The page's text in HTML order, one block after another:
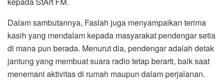
Dalam sambutannya, Faslah juga menyampaikan terima
kasih yang mendalam kepada masyarakat pendengar setia
di mana pun berada. Menurut dia, pendengar adalah detak
jantung yang membuat suara radio tetap berarti, baik saat
menemani aktivitas di rumah maupun dalam perjalanan.